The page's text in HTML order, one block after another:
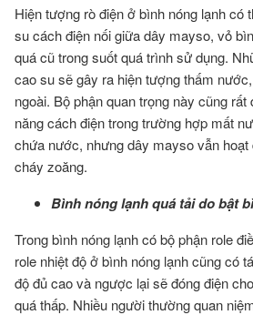
Hiện tượng rò điện ở bình nóng lạnh có
su cách điện nối giữa dây mayso, vỏ
quá cũ trong suốt quá trình sử dụng.
cao su sẽ gây ra hiện tượng thấm
ngoài. Bộ phận quan trọng này cũng
năng cách điện trong trường hợp mất
chứa nước, nhưng dây mayso vẫn hoạt
cháy zoăng.
Bình nóng lạnh quá tải do bật
Trong bình nóng lạnh có bộ phận role
role nhiệt độ ở bình nóng lạnh cũng có
độ đủ cao và ngược lại sẽ đóng điện
quá thấp. Nhiều người thường quan